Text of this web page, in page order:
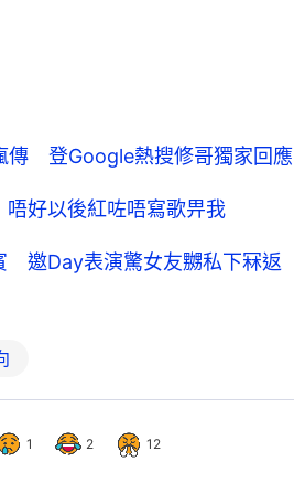
傳 登Google熱搜修哥獨家回應
好以後紅咗唔寫歌畀我
邀Day表演驚女友嬲私下冧返
1 2 12